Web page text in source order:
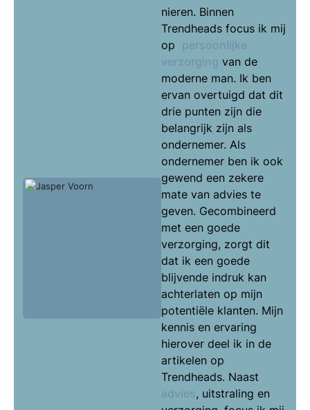
nieren. Binnen
Trendheads focus ik mij
op persoonlijke
verzorging van de
moderne man. Ik ben
ervan overtuigd dat dit
drie punten zijn die
belangrijk zijn als
ondernemer. Als
ondernemer ben ik ook
gewend een zekere
mate van advies te
geven. Gecombineerd
met een goede
verzorging, zorgt dit
dat ik een goede
blijvende indruk kan
achterlaten op mijn
potentiële klanten. Mijn
kennis en ervaring
hierover deel ik in de
artikelen op
Trendheads. Naast
advies, uitstraling en